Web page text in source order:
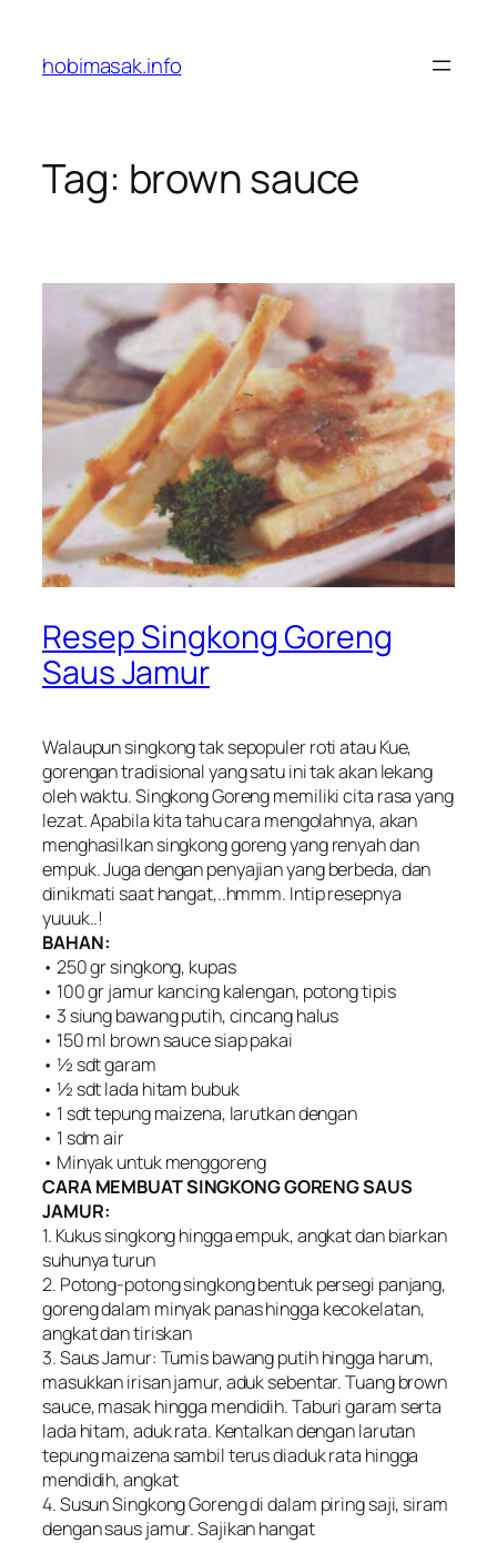
content
hobimasak.info
Tag: brown sauce
Resep Singkong Goreng
Saus Jamur
Walaupun singkong tak sepopuler roti atau Kue,
gorengan tradisional yang satu ini tak akan lekang
oleh waktu. Singkong Goreng memiliki cita rasa yang
lezat. Apabila kita tahu cara mengolahnya, akan
menghasilkan singkong goreng yang renyah dan
empuk. Juga dengan penyajian yang berbeda, dan
dinikmati saat hangat,..hmmm. Intip resepnya
yuuuk..!
BAHAN:
• 250 gr singkong, kupas
• 100 gr jamur kancing kalengan, potong tipis
• 3 siung bawang putih, cincang halus
• 150 ml brown sauce siap pakai
• ½ sdt garam
• ½ sdt lada hitam bubuk
• 1 sdt tepung maizena, larutkan dengan
• 1 sdm air
• Minyak untuk menggoreng
CARA MEMBUAT SINGKONG GORENG SAUS
JAMUR:
1. Kukus singkong hingga empuk, angkat dan biarkan
suhunya turun
2. Potong-potong singkong bentuk persegi panjang,
goreng dalam minyak panas hingga kecokelatan,
angkat dan tiriskan
3. Saus Jamur: Tumis bawang putih hingga harum,
masukkan irisan jamur, aduk sebentar. Tuang brown
sauce, masak hingga mendidih. Taburi garam serta
lada hitam, aduk rata. Kentalkan dengan larutan
tepung maizena sambil terus diaduk rata hingga
mendidih, angkat
4. Susun Singkong Goreng di dalam piring saji, siram
dengan saus jamur. Sajikan hangat